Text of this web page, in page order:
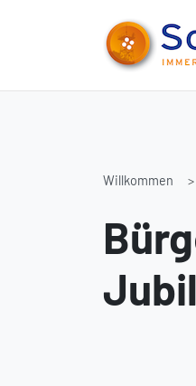
Willkommen